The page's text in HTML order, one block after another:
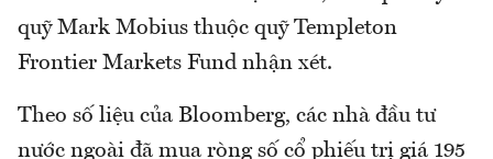
quỹ Mark Mobius thuộc quỹ Templeton
Frontier Markets Fund nhận xét.
Theo số liệu của Bloomberg, các nhà đầu tư
nước ngoài đã mua ròng số cổ phiếu trị giá 195